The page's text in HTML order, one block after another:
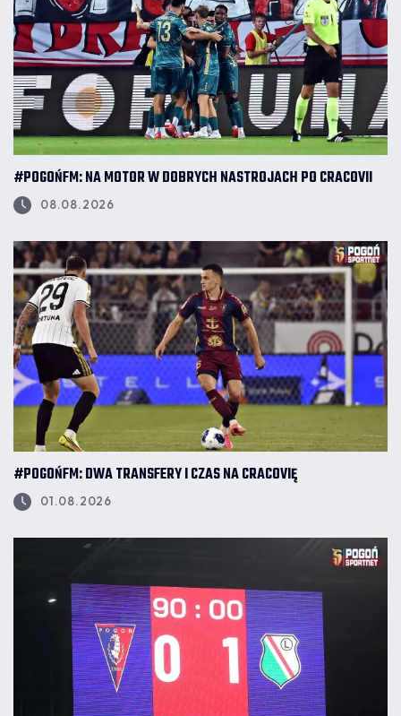
#POGOŃFM: NA MOTOR W DOBRYCH NASTROJACH PO CRACOVII
08.08.2026
#POGOŃFM: DWA TRANSFERY I CZAS NA CRACOVIĘ
01.08.2026